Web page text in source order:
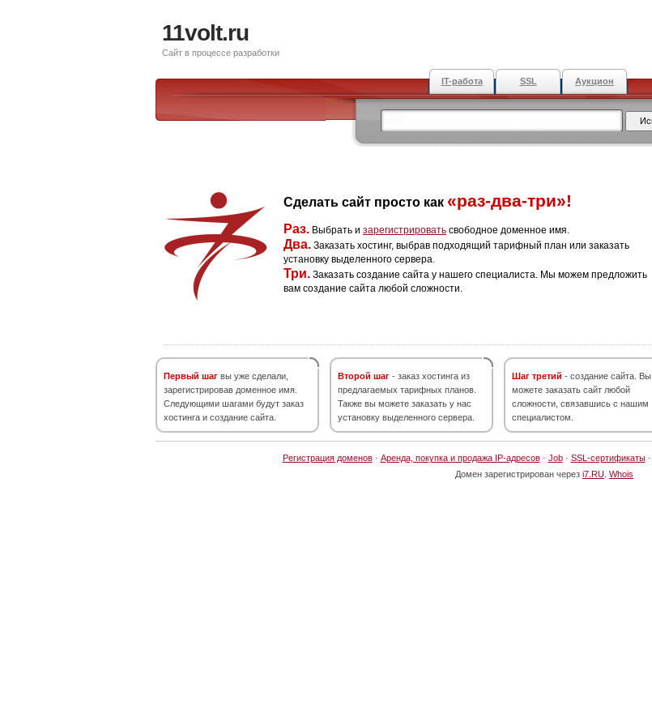
11volt.ru
Сайт в процессе разработки
IT-работа SSL Аукцион
Сделать сайт просто как «раз-два-три»!
Раз. Выбрать и зарегистрировать свободное доменное имя.
Два. Заказать хостинг, выбрав подходящий тарифный план или заказать
установку выделенного сервера.
Три. Заказать создание сайта у нашего специалиста. Мы можем предложить
вам создание сайта любой сложности.
Первый шаг вы уже сделали,
зарегистрировав доменное имя.
Следующими шагами будут заказ
хостинга и создание сайта.
Второй шаг - заказ хостинга из
предлагаемых тарифных планов.
Также вы можете заказать у нас
установку выделенного сервера.
Шаг третий - создание сайта. Вы
можете заказать сайт любой
сложности, связавшись с нашим
специалистом.
Регистрация доменов· Аренда, покупка и продажа IP-адресов· Job· SSL-сертификаты·
Домен зарегистрирован через i7.RU Whois